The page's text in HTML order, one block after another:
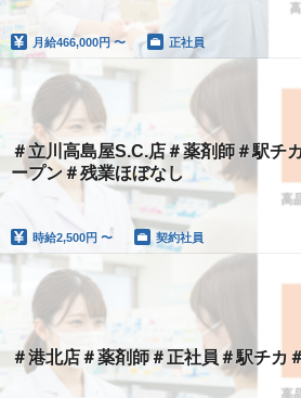
月給466,000円 〜 正社員
＃立川高島屋S.C.店＃薬剤師＃駅チ
ープン＃残業ほぼなし
時給2,500円 〜 契約社員
＃港北店＃薬剤師＃正社員＃駅チカ